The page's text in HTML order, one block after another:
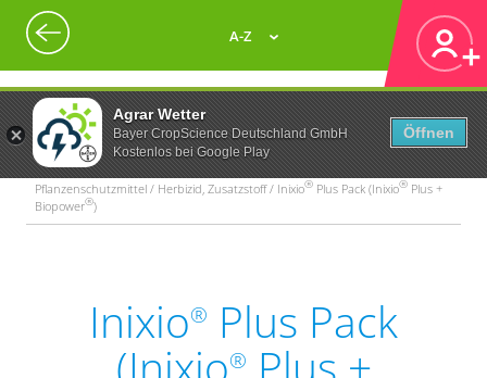
Agrar Wetter
Bayer CropScience Deutschland GmbH
Kostenlos bei Google Play
Öffnen
A-Z
Pflanzenschutzmittel / Herbizid, Zusatzstoff / Inixio® Plus Pack (Inixio® Plus +
Biopower®)
Inixio® Plus Pack
®